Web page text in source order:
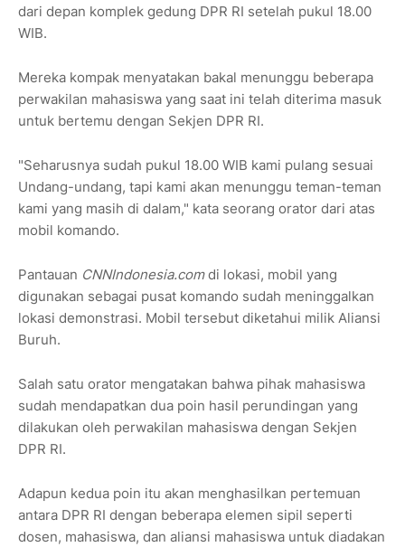
dari depan komplek gedung DPR RI setelah pukul 18.00
WIB.
Mereka kompak menyatakan bakal menunggu beberapa
perwakilan mahasiswa yang saat ini telah diterima masuk
untuk bertemu dengan Sekjen DPR RI.
"Seharusnya sudah pukul 18.00 WIB kami pulang sesuai
Undang-undang, tapi kami akan menunggu teman-teman
kami yang masih di dalam," kata seorang orator dari atas
mobil komando.
Pantauan CNNIndonesia.comdi lokasi, mobil yang
digunakan sebagai pusat komando sudah meninggalkan
lokasi demonstrasi. Mobil tersebut diketahui milik Aliansi
Buruh.
Salah satu orator mengatakan bahwa pihak mahasiswa
sudah mendapatkan dua poin hasil perundingan yang
dilakukan oleh perwakilan mahasiswa dengan Sekjen
DPR RI.
Adapun kedua poin itu akan menghasilkan pertemuan
antara DPR RI dengan beberapa elemen sipil seperti
dosen, mahasiswa, dan aliansi mahasiswa untuk diadakan